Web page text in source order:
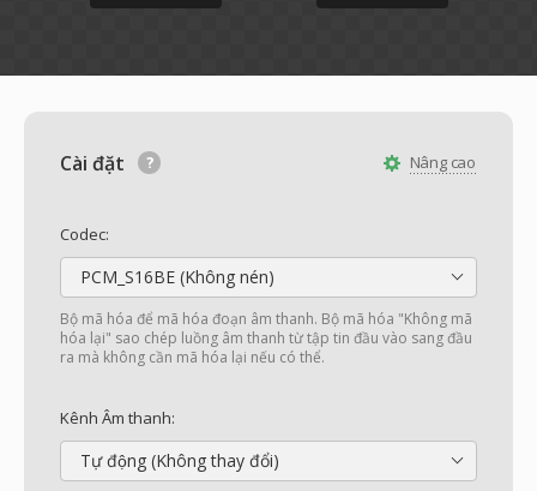
Nâng cao
Cài đặt
Codec:
PCM_S16BE (Không nén)
Bộ mã hóa để mã hóa đoạn âm thanh. Bộ mã hóa "Không mã
hóa lại" sao chép luồng âm thanh từ tập tin đầu vào sang đầu
ra mà không cần mã hóa lại nếu có thể.
Kênh Âm thanh:
Tự động (Không thay đổi)